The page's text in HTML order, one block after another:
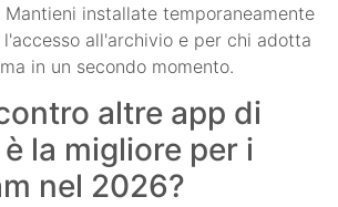
installate temporaneamente
all'archivio e per chi adotta
in un secondo momento.
altre app di
la migliore per i
nel 2026?